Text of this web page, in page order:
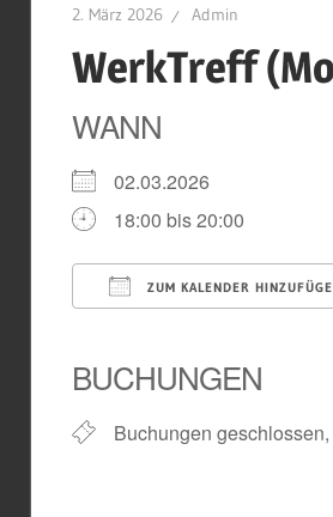
2. März 2026 Admin
WerkTreff
WANN
02.03.2026
18:00 bis 20:00
ZUM KALENDER
BUCHUNGEN
Buchungen